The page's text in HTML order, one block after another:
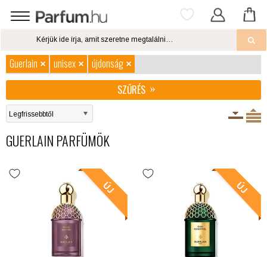
Guerlain unisex
újdonság
SZŰRÉS
GUERLAIN PARFÜMÖK